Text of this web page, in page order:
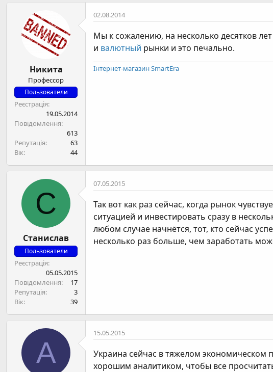
Никита
Профессор
Пользователи
Реєстрація
19.05.2014
Повідомлення
613
Репутація
63
Вік
44
02.08.2014
Мы к сожалению, на несколько десятков
и валютный рынки и это печально.
Інтернет-магазин SmartEra
С
Станислав
Пользователи
Реєстрація
05.05.2015
Повідомлення
17
Репутація
3
Вік
39
07.05.2015
Так вот как раз сейчас, когда рынок
ситуацией и инвестировать сразу в
любом случае начнётся, тот, кто сейчас
несколько раз больше, чем заработать
А
15.05.2015
Украина сейчас в тяжелом
хорошим аналитиком, чтобы все